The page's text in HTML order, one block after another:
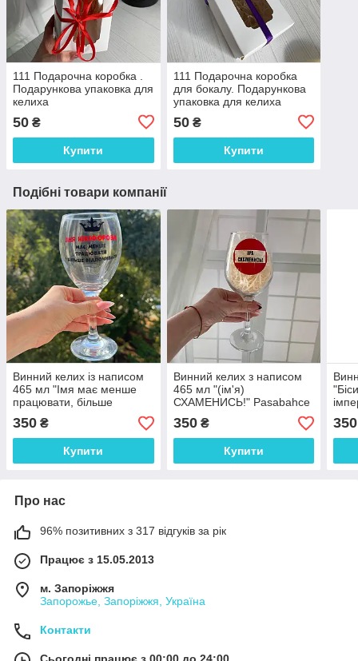
111 Подарочна коробка .
Подарункова упаковка для
келиха
50 ₴
Купити
111 Подарочна коробка
для бокалу. Подарункова
упаковка для келиха
50₴
Купити
Подібні товари компанії
Винний келих із написом
465 мл "Імя має менше
працювати, більше
відпочивати" Pasabahce
350 ₴
Купити
Винний келих з написом
465 мл "(ім'я)
СХАМЕНИСЬ!" Pasabahce
350₴
Купити
350
Про нас
96% позитивних з 317 відгуків за рік
Працює з 15.05.2013
м. Запоріжжя
Запорожье, Запоріжжя, Україна
Контакти